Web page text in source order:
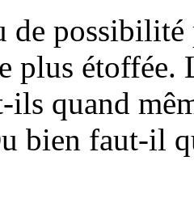
de
plus étoffée.
ils quand
bien faut-il